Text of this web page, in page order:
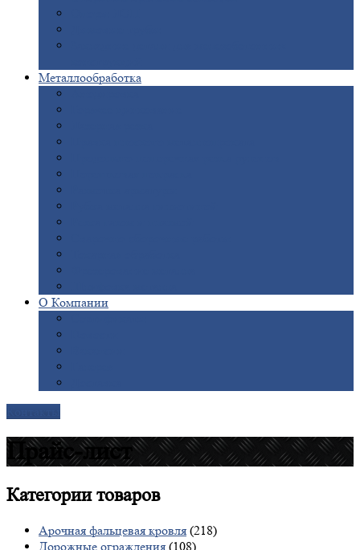
Металлообработка
О Компании
Прайс-лист
Категориитоваров
Арочная фальцевая кровля (218)
Дорожные ограждения (108)